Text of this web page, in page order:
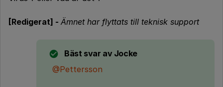
[Redigerat] - Ämnet har flyttats till teknisk support
Bäst svar av Jocke
@Pettersson